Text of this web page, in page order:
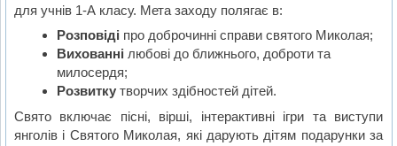
для учнів 1-А класу. Мета заходу полягає в:
Розповіді про доброчинні справи святого Миколая;
Вихованні любові до ближнього, доброти та
милосердя;
Розвиткутворчих здібностей дітей.
Свято включає пісні, вірші, інтерактивні ігри та виступи
янголів і Святого Миколая, які дарують дітям подарунки за